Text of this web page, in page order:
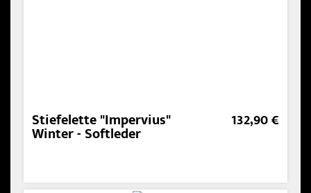
Stiefelette "Impervius"
Winter - Softleder
132,90 €